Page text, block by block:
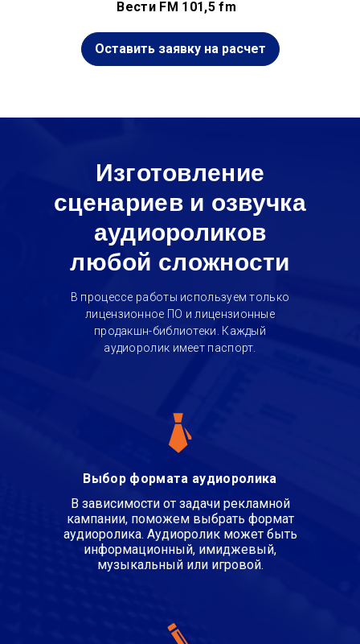
Вести FM 101,5 fm
Оставить заявку на расчет
Изготовление
сценариев и озвучка
аудиороликов
любой сложности
В процессе работы используем только
лицензионное ПО и лицензионные
продакшн-библиотеки. Каждый
аудиоролик имеет паспорт.
Выбор формата аудиоролика
В зависимости от задачи рекламной
кампании, поможем выбрать формат
аудиоролика. Аудиоролик может быть
информационный, имиджевый,
музыкальный или игровой.